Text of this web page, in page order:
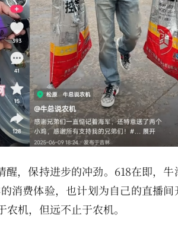
，保持进步的冲劲。618在即，牛
消费体验，也计划为自己的直播间
机，但远不止于农机。